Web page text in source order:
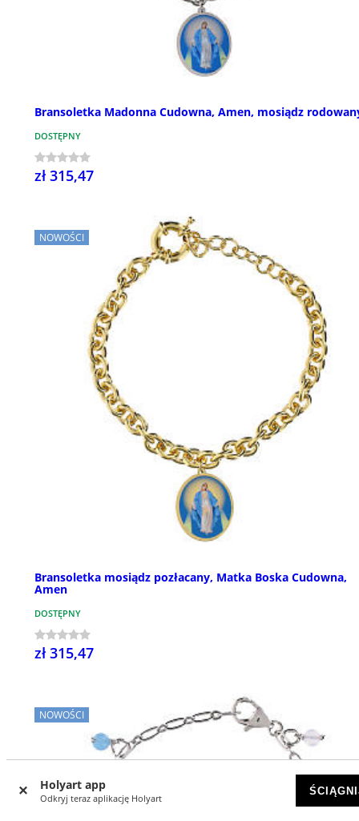
Holyart app
Odkryj teraz aplikację Holyart
Bransoletka Madonna Cudowna, Amen, mosiądz
DOSTĘPNY
zł 315,47
NOWOŚCI
Bransoletka mosiądz pozłacany, Matka Boska Cudowna,
Amen
DOSTĘPNY
zł 315,47
NOWOŚCI